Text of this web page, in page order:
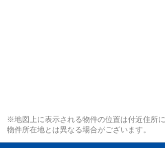
※地図上に表示される物件の位置は付近住所
物件所在地とは異なる場合がございます。